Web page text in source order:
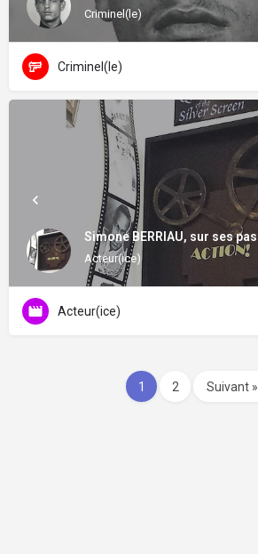
Criminel(le)
Criminel(le)
Simone BERRIAU, sur ses pas
Acteur(ice)
Acteur(ice)
1 2 Suivant »